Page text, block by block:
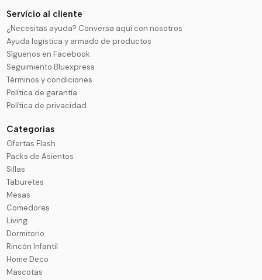
Servicio al cliente
¿Necesitas ayuda? Conversa aquí con nosotros
Ayuda logistica y armado de productos
Síguenos en Facebook
Seguimiento Bluexpress
Términos y condiciones
Política de garantía
Política de privacidad
Categorias
Ofertas Flash
Packs de Asientos
Sillas
Taburetes
Mesas
Comedores
Living
Dormitorio
Rincón Infantil
Home Deco
Mascotas